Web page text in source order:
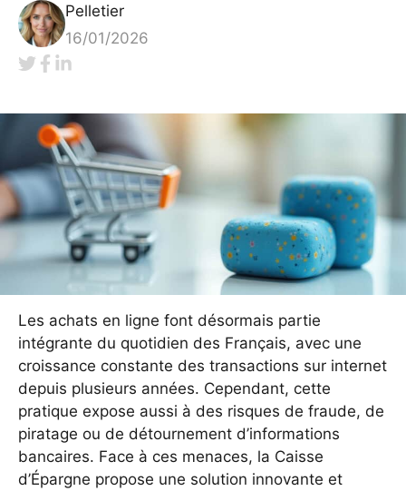
Pelletier
16/01/2026
Les achats en ligne font désormais partie
intégrante du quotidien des Français, avec une
croissance constante des transactions sur internet
depuis plusieurs années. Cependant, cette
pratique expose aussi à des risques de fraude, de
piratage ou de détournement d’informations
bancaires. Face à ces menaces, la Caisse
d’Épargne propose une solution innovante et